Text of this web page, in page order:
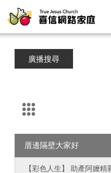
廣播搜尋
厝邊隔壁大家好
【彩色人生】 助產阿嬤